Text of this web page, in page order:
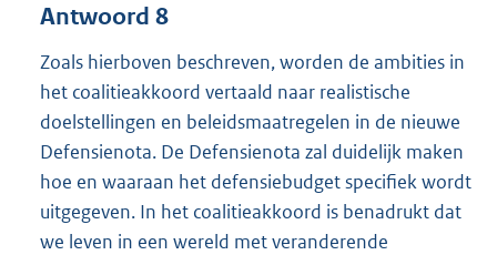
Antwoord 8
Zoals hierboven beschreven, worden de ambities in
het coalitieakkoord vertaald naar realistische
doelstellingen en beleidsmaatregelen in de nieuwe
Defensienota. De Defensienota zal duidelijk maken
hoe en waaraan het defensiebudget specifiek wordt
uitgegeven. In het coalitieakkoord is benadrukt dat
we leven in een wereld met veranderende